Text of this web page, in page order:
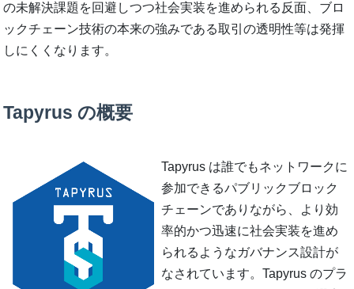
の未解決課題を回避しつつ社会実装を進められる反面、ブロ
ックチェーン技術の本来の強みである取引の透明性等は発揮
しにくくなります。
Tapyrus の概要
Tapyrus は誰でもネットワークに
参加できるパブリックブロック
チェーンでありながら、より効
率的かつ迅速に社会実装を進め
られるようなガバナンス設計が
なされています。Tapyrus のプラ